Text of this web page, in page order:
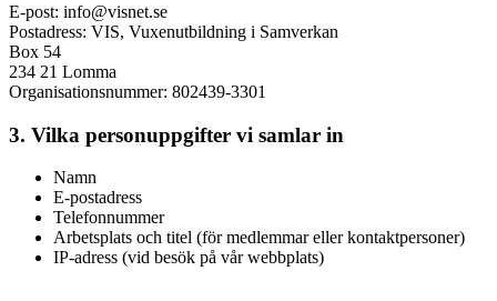
E-post: info@visnet.se
Postadress: VIS, Vuxenutbildning i Samverkan
Box 54
234 21 Lomma
Organisationsnummer: 802439-3301
3. Vilka personuppgifter vi samlar in
Namn
E-postadress
Telefonnummer
Arbetsplats och titel (för medlemmar eller kontaktpersoner)
IP-adress (vid besök på vår webbplats)